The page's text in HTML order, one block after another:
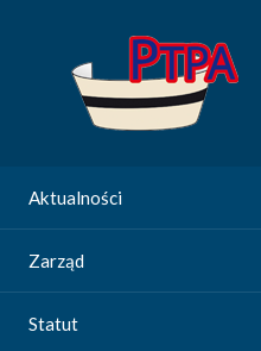
Aktualności
Zarząd
Statut